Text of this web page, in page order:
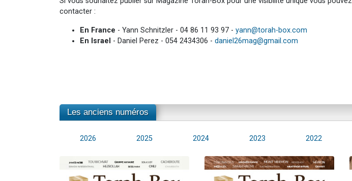
contacter :
En France - Yann Schnitzler - 04 86 11 93 97 - yann@torah-box.com
En Israel - Daniel Perez - 054 2434306 - daniel26mag@gmail.com
Les anciens numéros
2026 2025 2024 2023 2022